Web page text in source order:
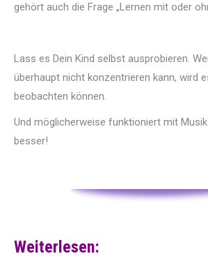
gehört auch die Frage „Lernen mit oder
Lass es Dein Kind selbst ausprobieren.
überhaupt nicht konzentrieren kann, wird
beobachten können.
Und möglicherweise funktioniert mit
besser!
Weiterlesen: